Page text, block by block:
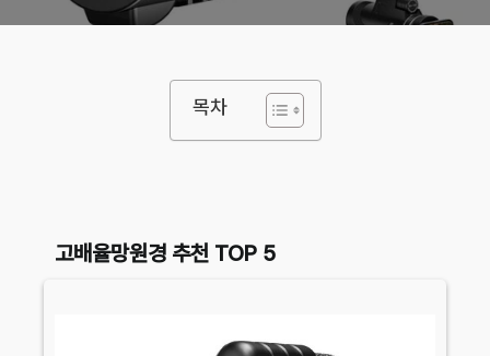
목차
고배율망원경 추천 TOP 5